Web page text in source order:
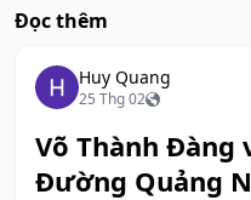
Đọc thêm
Huy Quang
25 Thg 02
Võ Thành
Đường Quảng